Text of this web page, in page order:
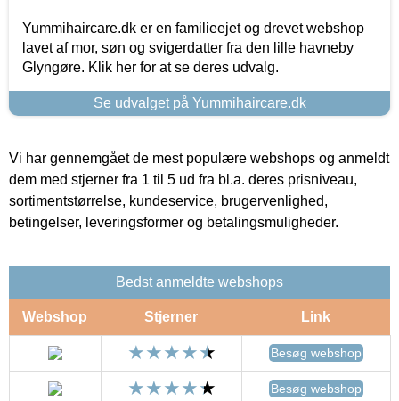
Yummihaircare.dk er en familieejet og drevet webshop
lavet af mor, søn og svigerdatter fra den lille havneby
Glyngøre. Klik her for at se deres udvalg.
Se udvalget på Yummihaircare.dk
Vi har gennemgået de mest populære webshops og anmeldt
dem med stjerner fra 1 til 5 ud fra bl.a. deres prisniveau,
sortimentstørrelse, kundeservice, brugervenlighed,
betingelser, leveringsformer og betalingsmuligheder.
Bedst anmeldte webshops
Webshop Stjerner Link
Besøg webshop
Besøg webshop